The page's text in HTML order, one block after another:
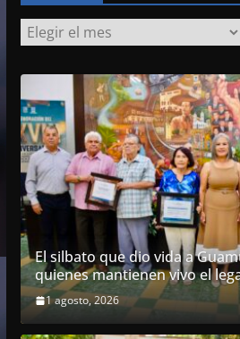
r
c
h
i
v
o
s
El silbato que dio vida a
quienes mantienen vivo el
1 agosto, 2026